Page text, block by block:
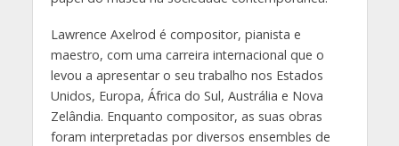
Lawrence Axelrod é compositor, pianista e
maestro, com uma carreira internacional que o
levou a apresentar o seu trabalho nos Estados
Unidos, Europa, África do Sul, Austrália e Nova
Zelândia. Enquanto compositor, as suas obras
foram interpretadas por diversos ensembles de